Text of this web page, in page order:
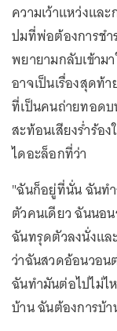
ความเว้าแหว่งแล
ปมที่พ่อต้องการชำ
พยายามกลับเข้าม
อาจเป็นเรื่องสุดท้า
ที่เป็นคนถ่ายทอดบ
สะท้อนเสียงร่ำร้อ
ไดอะล็อกที่ว่า
"ฉันก็อยู่ที่นั่น ฉันท
ตัวคนเดียว ฉันนอ
ฉันทรุดตัวลงนั่งแล
ว่าฉันสวดอ้อนวอ
ฉันทำมันต่อไปไม่ไ
บ้าน ฉันต้องการบ้า